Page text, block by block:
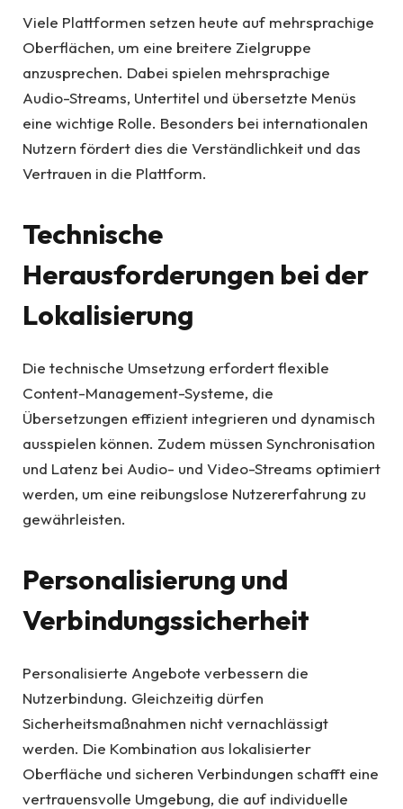
Viele Plattformen setzen heute auf mehrsprachige
Oberflächen, um eine breitere Zielgruppe
anzusprechen. Dabei spielen mehrsprachige
Audio-Streams, Untertitel und übersetzte Menüs
eine wichtige Rolle. Besonders bei internationalen
Nutzern fördert dies die Verständlichkeit und das
Vertrauen in die Plattform.
Technische
Herausforderungen bei der
Lokalisierung
Die technische Umsetzung erfordert flexible
Content-Management-Systeme, die
Übersetzungen effizient integrieren und dynamisch
ausspielen können. Zudem müssen Synchronisation
und Latenz bei Audio- und Video-Streams optimiert
werden, um eine reibungslose Nutzererfahrung zu
gewährleisten.
Personalisierung und
Verbindungssicherheit
Personalisierte Angebote verbessern die
Nutzerbindung. Gleichzeitig dürfen
Sicherheitsmaßnahmen nicht vernachlässigt
werden. Die Kombination aus lokalisierter
Oberfläche und sicheren Verbindungen schafft eine
vertrauensvolle Umgebung, die auf individuelle